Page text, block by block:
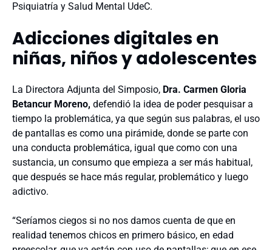
Psiquiatría y Salud Mental UdeC.
Adicciones digitales en
niñas, niños y adolescentes
La Directora Adjunta del Simposio, Dra. Carmen Gloria
Betancur Moreno, defendió la idea de poder pesquisar a
tiempo la problemática, ya que según sus palabras, el uso
de pantallas es como una pirámide, donde se parte con
una conducta problemática, igual que como con una
sustancia, un consumo que empieza a ser más habitual,
que después se hace más regular, problemático y luego
adictivo.
“Seríamos ciegos si no nos damos cuenta de que en
realidad tenemos chicos en primero básico, en edad